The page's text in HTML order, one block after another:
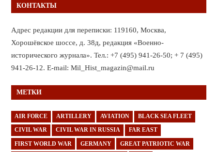
КОНТАКТЫ
Адрес редакции для переписки: 119160, Москва,
Хорошёвское шоссе, д. 38д, редакция «Военно-
исторического журнала». Тел.: +7 (495) 941-26-50; + 7 (495)
941-26-12. E-mail: Mil_Hist_magazin@mail.ru
МЕТКИ
AIR FORCE ARTILLERY AVIATION BLACK SEA FLEET
CIVIL WAR CIVIL WAR IN RUSSIA FAR EAST
FIRST WORLD WAR GERMANY GREAT PATRIOTIC WAR